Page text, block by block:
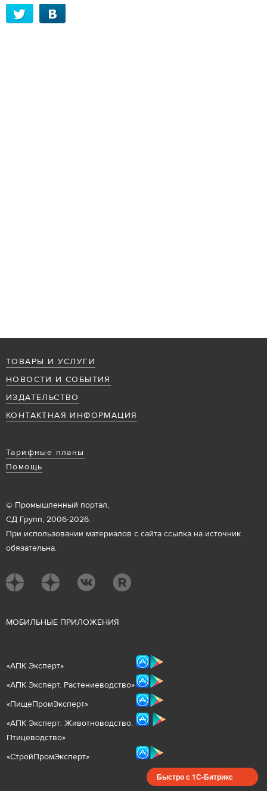
ТОВАРЫ И УСЛУГИ
НОВОСТИ И СОБЫТИЯ
ИЗДАТЕЛЬСТВО
КОНТАКТНАЯ ИНФОРМАЦИЯ
Тарифные планы
Помощь
© Промышленный портал,
СД Групп, 2006-2026.
При использовании материалов с сайта ссылка на источник
обязательна.
МОБИЛЬНЫЕ ПРИЛОЖЕНИЯ
«АПК Эксперт»
«АПК Эксперт. Растениеводство»
«ПищеПромЭксперт»
«АПК Эксперт: Животноводство.
Птицеводство»
«СтройПромЭксперт»
Быстро с 1С-Битрикс